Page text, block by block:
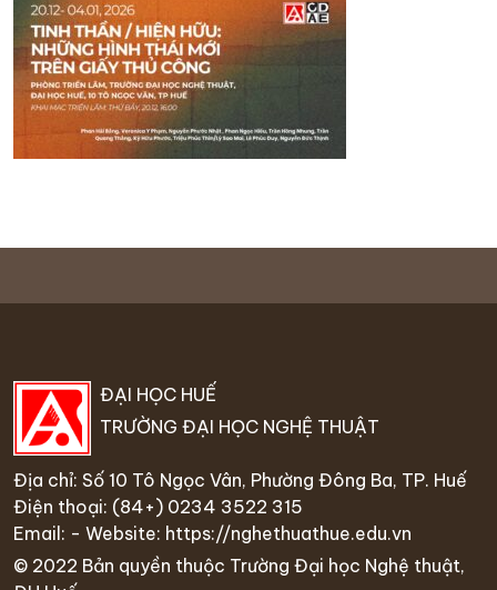
ĐẠI HỌC HUẾ
TRƯỜNG ĐẠI HỌC NGHỆ THUẬT
Địa chỉ: Số 10 Tô Ngọc Vân, Phường Đông Ba, TP. Huế
Điện thoại: (84+) 0234 3522 315
Email: - Website: https://nghethuathue.edu.vn
© 2022 Bản quyền thuộc Trường Đại học Nghệ thuật,